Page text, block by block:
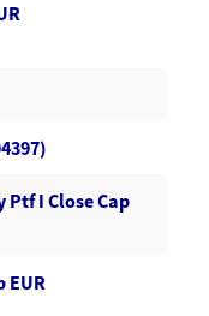
Ptf I Close Cap
EUR